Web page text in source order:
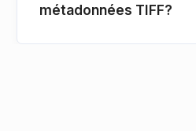
métadonnées TIFF?